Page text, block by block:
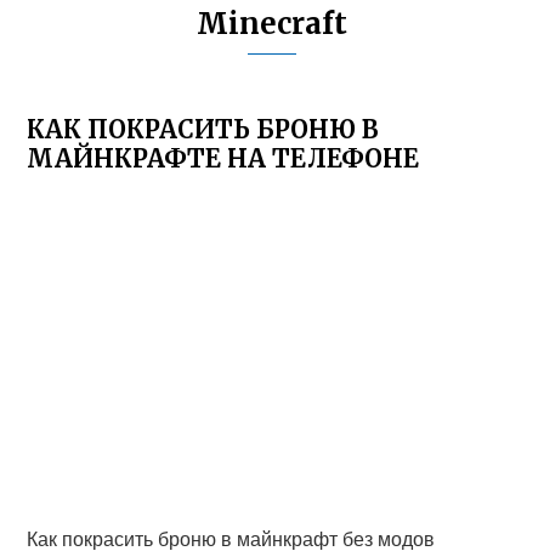
Minecraft
КАК ПОКРАСИТЬ БРОНЮ В
МАЙНКРАФТЕ НА ТЕЛЕФОНЕ
Как покрасить броню в майнкрафт без модов